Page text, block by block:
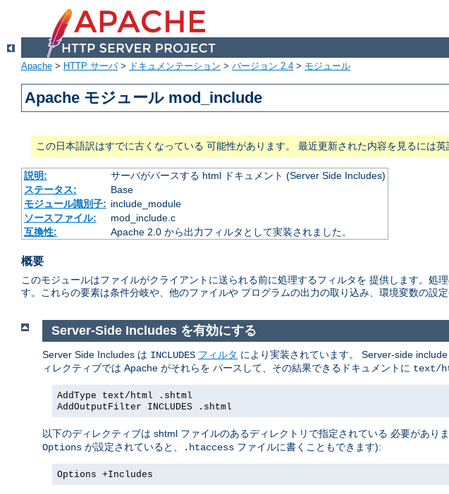
Apache > HTTP サーバ> ドキュメンテーション > バージョン 2.4 > モジュール
Apache モジュール mod_include
この日本語訳はすでに古くなっている 可能性があります。 最近更新された内容を見るには英
説明:
サーバがパースする html ドキュメント (Server Side Includes)
ステータス:
Base
モジュール識別子: include_module
ソースファイル:
mod_include.c
互換性:
Apache 2.0 から出力フィルタとして実装されました。
概要
このモジュールはファイルがクライアントに送られる前に処理するフィルタを 提供します。処
す。これらの要素は条件分岐や、他のファイルや プログラムの出力の取り込み、環境変数の設
Server-Side Includes を有効にする
Server Side Includes は INCLUDES フィルタ により実装されています。 Server-side
ィレクティブでは Apache がそれらを パースして、その結果できるドキュメントに text/
AddType text/html .shtml
AddOutputFilter INCLUDES .shtml
以下のディレクティブは shtml ファイルのあるディレクトリで指定されている 必要があり
Options が設定されていると、 .htaccess ファイルに書くこともできます):
Options +Includes